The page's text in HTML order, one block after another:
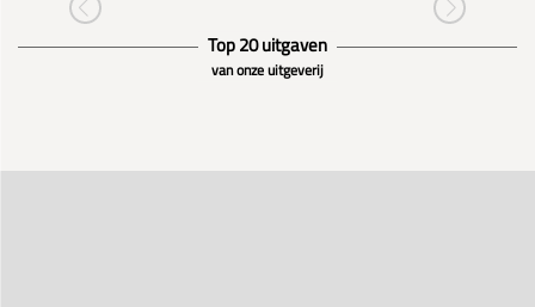
Top 20 uitgaven
van onze uitgeverij